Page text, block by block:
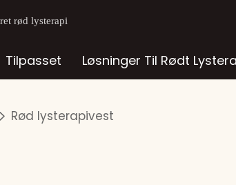
rød lysterapi
Tilpasset Løsninger Til Rødt
Rød lysterapivest